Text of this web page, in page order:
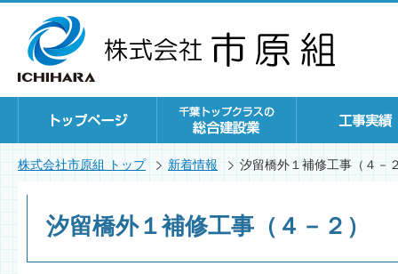
株式会社市原組 トップ 新着情報 汐留橋外１補修工事（４－
汐留橋外１補修工事（４－２）